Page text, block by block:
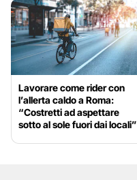
Lavorare come rider con
l’allerta caldo a Roma:
“Costretti ad aspettare
sotto al sole fuori dai locali”